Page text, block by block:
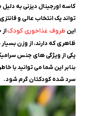
کاسه اورجینال دیزنی به
تواند یک انتخاب عالی و
این ظروف غذاخوری کودک
ظاهری که دارند، از وزن
یکی از ویژگی های جنس
بنابر این شما می توانید با
سرد شده کودکتان گرم شود.